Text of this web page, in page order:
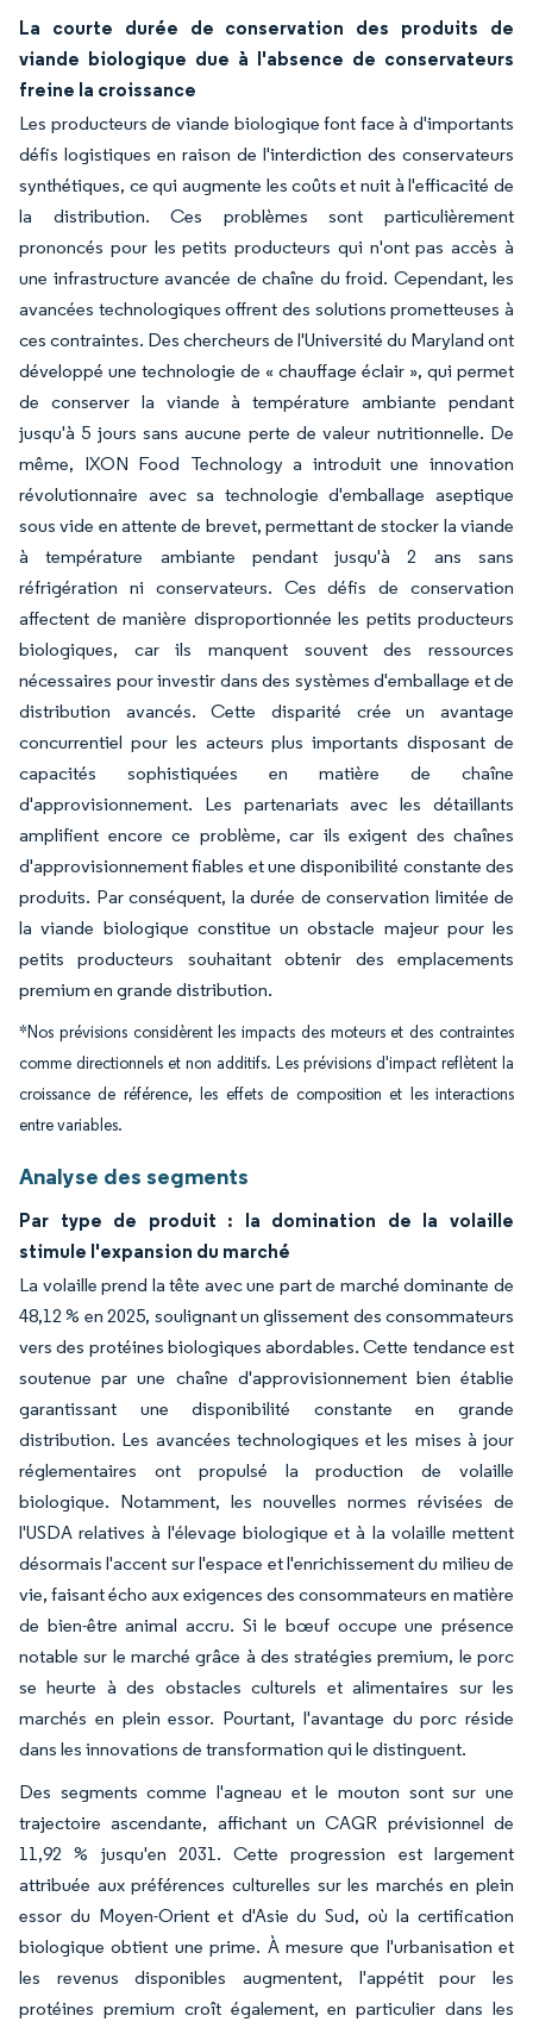
La courte durée de conservation des produits de
viande biologique due à l'absence de conservateurs
freine la croissance
Les producteurs de viande biologique font face à d'importants
défis logistiques en raison de l'interdiction des conservateurs
synthétiques, ce qui augmente les coûts et nuit à l'efficacité de
la distribution. Ces problèmes sont particulièrement
prononcés pour les petits producteurs qui n'ont pas accès à
une infrastructure avancée de chaîne du froid. Cependant, les
avancées technologiques offrent des solutions prometteuses à
ces contraintes. Des chercheurs de l'Université du Maryland ont
développé une technologie de « chauffage éclair », qui permet
de conserver la viande à température ambiante pendant
jusqu'à 5 jours sans aucune perte de valeur nutritionnelle. De
même, IXON Food Technology a introduit une innovation
révolutionnaire avec sa technologie d'emballage aseptique
sous vide en attente de brevet, permettant de stocker la viande
à température ambiante pendant jusqu'à 2 ans sans
réfrigération ni conservateurs. Ces défis de conservation
affectent de manière disproportionnée les petits producteurs
biologiques, car ils manquent souvent des ressources
nécessaires pour investir dans des systèmes d'emballage et de
distribution avancés. Cette disparité crée un avantage
concurrentiel pour les acteurs plus importants disposant de
capacités sophistiquées en matière de chaîne
d'approvisionnement. Les partenariats avec les détaillants
amplifient encore ce problème, car ils exigent des chaînes
d'approvisionnement fiables et une disponibilité constante des
produits. Par conséquent, la durée de conservation limitée de
la viande biologique constitue un obstacle majeur pour les
petits producteurs souhaitant obtenir des emplacements
premium en grande distribution.
*Nos prévisions considèrent les impacts des moteurs et des contraintes
comme directionnels et non additifs. Les prévisions d'impact reflètent la
croissance de référence, les effets de composition et les interactions
entre variables.
Analyse des segments
Par type de produit : la domination de la volaille
stimule l'expansion du marché
La volaille prend la tête avec une part de marché dominante de
48,12 % en 2025, soulignant un glissement des consommateurs
vers des protéines biologiques abordables. Cette tendance est
soutenue par une chaîne d'approvisionnement bien établie
garantissant une disponibilité constante en grande
distribution. Les avancées technologiques et les mises à jour
réglementaires ont propulsé la production de volaille
biologique. Notamment, les nouvelles normes révisées de
l'USDA relatives à l'élevage biologique et à la volaille mettent
désormais l'accent sur l'espace et l'enrichissement du milieu de
vie, faisant écho aux exigences des consommateurs en matière
de bien-être animal accru. Si le bœuf occupe une présence
notable sur le marché grâce à des stratégies premium, le porc
se heurte à des obstacles culturels et alimentaires sur les
marchés en plein essor. Pourtant, l'avantage du porc réside
dans les innovations de transformation qui le distinguent.
Des segments comme l'agneau et le mouton sont sur une
trajectoire ascendante, affichant un CAGR prévisionnel de
11,92 % jusqu'en 2031. Cette progression est largement
attribuée aux préférences culturelles sur les marchés en plein
essor du Moyen-Orient et d'Asie du Sud, où la certification
biologique obtient une prime. À mesure que l'urbanisation et
les revenus disponibles augmentent, l'appétit pour les
protéines premium croît également, en particulier dans les